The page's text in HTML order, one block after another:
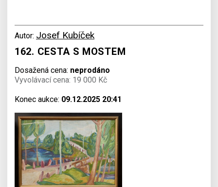
Autor: Josef Kubíček
162. CESTA S MOSTEM
Dosažená cena: neprodáno
Vyvolávací cena: 19 000 Kč
Konec aukce: 09.12.2025 20:41